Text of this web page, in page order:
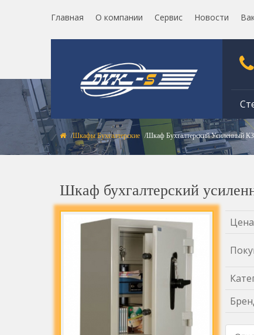
Главная О компании Сервис Новости
Шкафы Бухгалтерские Шкаф Бухгалтерский Усиленный
Шкаф бухгалтерский
Цена